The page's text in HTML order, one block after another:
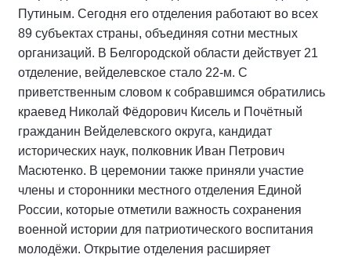
Путиным. Сегодня его отделения работают во всех
89 субъектах страны, объединяя сотни местных
организаций. В Белгородской области действует 21
отделение, вейделевское стало 22-м. С
приветственным словом к собравшимся обратились
краевед Николай Фёдорович Кисель и Почётный
гражданин Вейделевского округа, кандидат
исторических наук, полковник Иван Петрович
Масютенко. В церемонии также приняли участие
члены и сторонники местного отделения Единой
России, которые отметили важность сохранения
военной истории для патриотического воспитания
молодёжи. Открытие отделения расширяет